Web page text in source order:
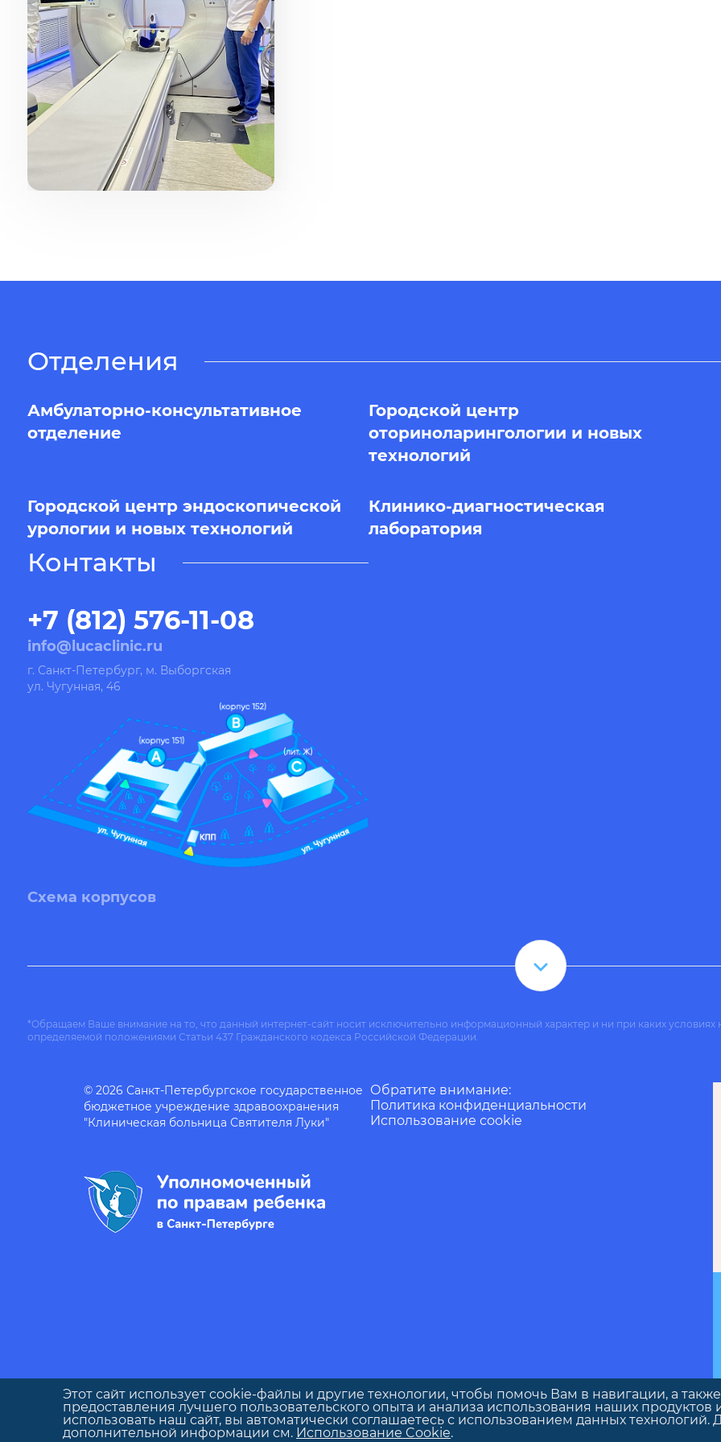
Отделения
Амбулаторно-консультативное
отделение
Городской центр
оториноларингологии и новых
технологий
Городской центр эндоскопической
урологии и новых технологий
Клинико-диагностическая
лаборатория
Контакты
+7 (812) 576-11-08
info@lucaclinic.ru
г. Санкт-Петербург, м. Выборгская
ул. Чугунная, 46
Схема корпусов
*Обращаем Ваше внимание на то, что данный интернет-сайт носит исключительно информационный характер и ни при каких условиях
определяемой положениями Статьи 437 Гражданского кодекса Российской Федерации.
© 2026 Санкт-Петербургское государственное
бюджетное учреждение здравоохранения
"Клиническая больница Святителя Луки"
Обратите внимание:
Политика конфиденциальности
Использование cookie
Этот сайт использует cookie-файлы и другие технологии, чтобы помочь Вам в навигации, а
предоставления лучшего пользовательского опыта и анализа использования наших продуктов
использовать наш сайт, вы автоматически соглашаетесь с использованием данных технологий.
дополнительной информации см. Использование Cookie.